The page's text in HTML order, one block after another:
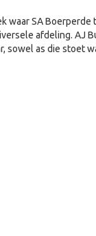
SA Boerperde
afdeling. AJ
sowel as die stoet